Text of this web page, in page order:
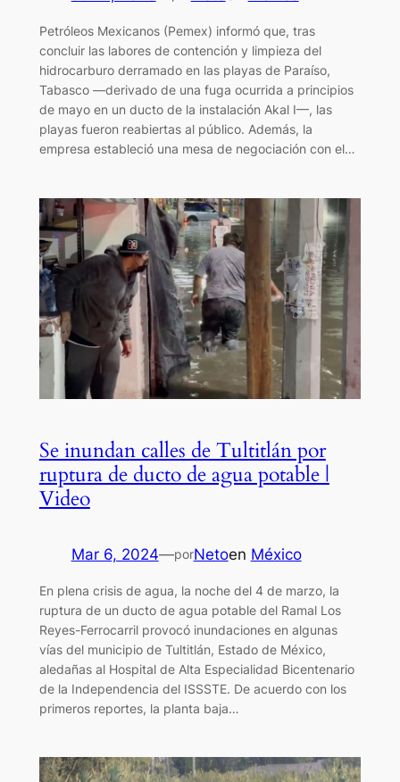
Petróleos Mexicanos (Pemex) informó que, tras
concluir las labores de contención y limpieza del
hidrocarburo derramado en las playas de Paraíso,
Tabasco —derivado de una fuga ocurrida a principios
de mayo en un ducto de la instalación Akal I—, las
playas fueron reabiertas al público. Además, la
empresa estableció una mesa de negociación con el…
Se inundan calles de Tultitlán por
ruptura de ducto de agua potable |
Video
Mar 6, 2024—porNetoen México
En plena crisis de agua, la noche del 4 de marzo, la
ruptura de un ducto de agua potable del Ramal Los
Reyes-Ferrocarril provocó inundaciones en algunas
vías del municipio de Tultitlán, Estado de México,
aledañas al Hospital de Alta Especialidad Bicentenario
de la Independencia del ISSSTE. De acuerdo con los
primeros reportes, la planta baja…